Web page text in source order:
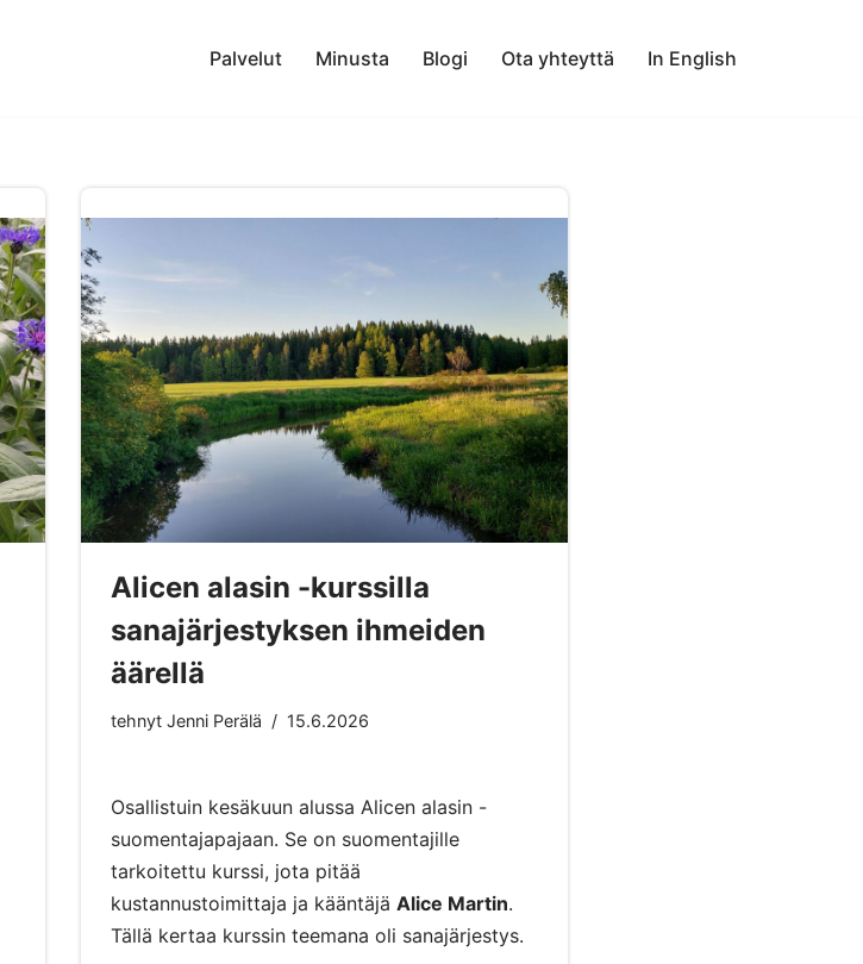
Palvelut Minusta Blogi Ota yhteyttä In English
Alicen alasin -kurssilla
sanajärjestyksen ihmeiden
äärellä
tehnyt Jenni Perälä 15.6.2026
Osallistuin kesäkuun alussa Alicen alasin -
suomentajapajaan. Se on suomentajille
tarkoitettu kurssi, jota pitää
kustannustoimittaja ja kääntäjä Alice Martin.
Tällä kertaa kurssin teemana oli sanajärjestys.